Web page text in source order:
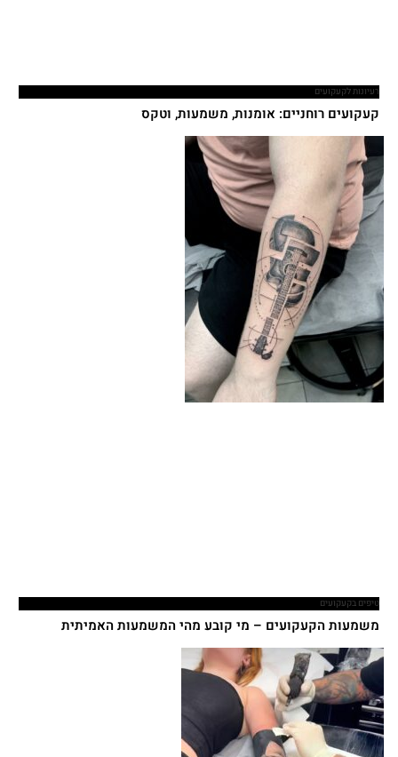
רעיונות לקעקועים
קעקועים רוחניים: אומנות, משמעות, וטקס
טיפים בקעקועים
משמעות הקעקועים – מי קובע מהי המשמעות האמיתית